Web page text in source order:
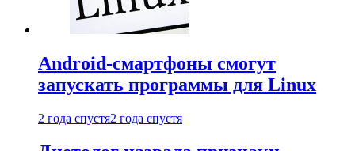
Android-смартфоны смогут
запускать программы для Linux
2 года спустя2 года спустя